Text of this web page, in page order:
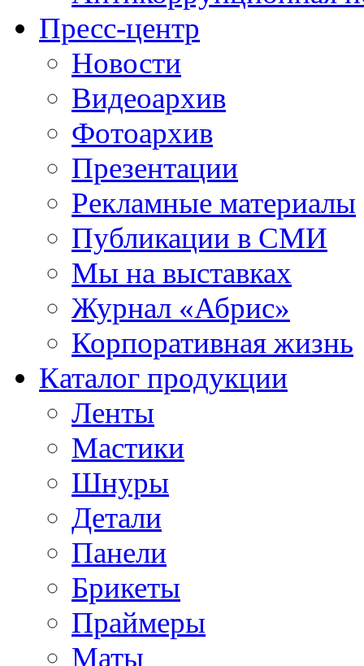
Пресс-центр
Новости
Видеоархив
Фотоархив
Презентации
Рекламные материалы
Публикации в СМИ
Мы на выставках
Журнал «Абрис»
Корпоративная жизнь
Каталог продукции
Ленты
Мастики
Шнуры
Детали
Панели
Брикеты
Праймеры
Маты